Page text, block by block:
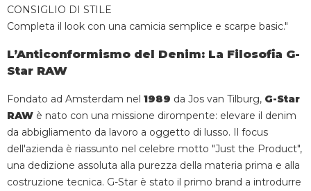
CONSIGLIO DI STILE
Completa il look con una camicia semplice e scarpe basic."
L’Anticonformismo del Denim: La Filosofia G-
Star RAW
Fondato ad Amsterdam nel 1989 da Jos van Tilburg, G-Star
RAW è nato con una missione dirompente: elevare il denim
da abbigliamento da lavoro a oggetto di lusso. Il focus
dell'azienda è riassunto nel celebre motto "Just the Product",
una dedizione assoluta alla purezza della materia prima e alla
costruzione tecnica. G-Star è stato il primo brand a introdurre